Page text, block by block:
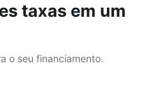
taxas em um
o seu financiamento.